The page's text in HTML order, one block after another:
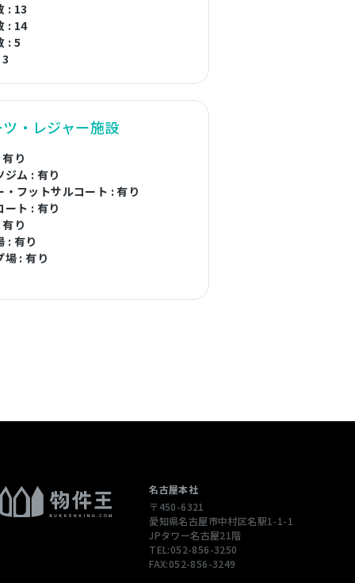
: 13
: 14
: 5
・レジャー施設
り
ジム : 有り
・フットサルコート : 有り
ート : 有り
り
: 有り
場 : 有り
名古屋本社
〒450-6321
愛知県名古屋市中村区名駅1-1-1
JPタワー名古屋21階
TEL:052-856-3250
FAX:052-856-3249